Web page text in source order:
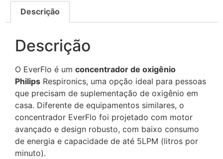
Descrição
Descrição
O EverFlo é um concentrador de oxigênio
Philips Respironics, uma opção ideal para pessoas
que precisam de suplementação de oxigênio em
casa. Diferente de equipamentos similares, o
concentrador EverFlo foi projetado com motor
avançado e design robusto, com baixo consumo
de energia e capacidade de até 5LPM (litros por
minuto).